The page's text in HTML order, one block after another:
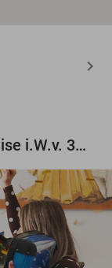
Hol Dir die Chance, eine Traumreise i.W.v. 3.000 € zu gewinnen!